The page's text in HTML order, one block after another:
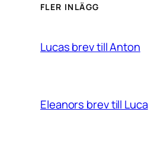
FLER INLÄGG
Lucas brev till Anton
Eleanors brev till Luca